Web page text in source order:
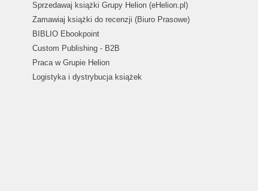
Sprzedawaj książki Grupy Helion (eHelion.pl)
Zamawiaj książki do recenzji (Biuro Prasowe)
BIBLIO Ebookpoint
Custom Publishing - B2B
Praca w Grupie Helion
Logistyka i dystrybucja książek